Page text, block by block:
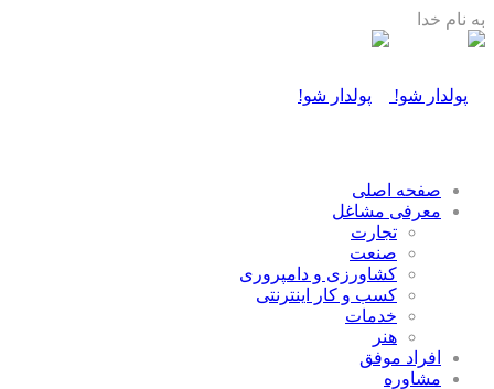
به نام خدا
صفحه اصلی
معرفی مشاغل
تجارت
صنعت
كشاورزی و دامپروری
كسب و كار اينترنتی
خدمات
هنر
افراد موفق
مشاوره